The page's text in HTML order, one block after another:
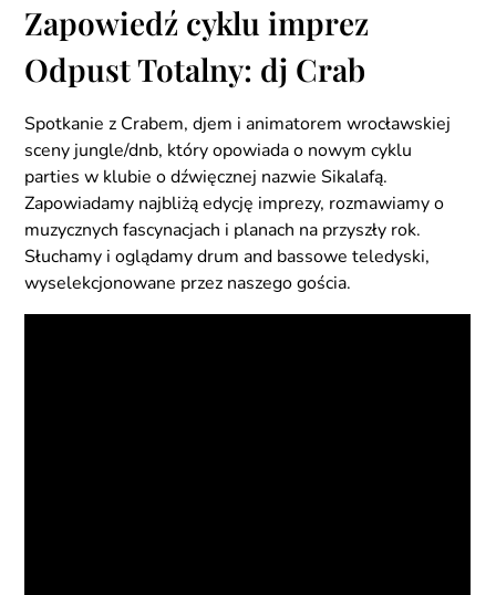
Zapowiedź cyklu imprez
Odpust Totalny: dj Crab
Spotkanie z Crabem, djem i animatorem wrocławskiej
sceny jungle/dnb, który opowiada o nowym cyklu
parties w klubie o dźwięcznej nazwie Sikalafą.
Zapowiadamy najbliżą edycję imprezy, rozmawiamy o
muzycznych fascynacjach i planach na przyszły rok.
Słuchamy i oglądamy drum and bassowe teledyski,
wyselekcjonowane przez naszego gościa.